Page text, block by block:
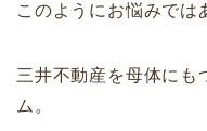
このようにお悩みでは
三井不動産を母体にも
ム。